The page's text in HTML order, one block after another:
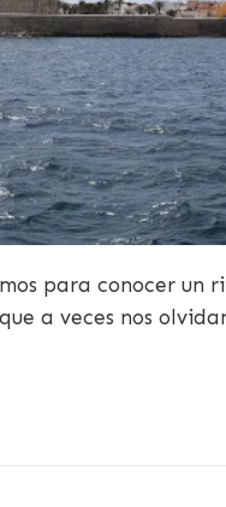
para conocer un
a veces nos